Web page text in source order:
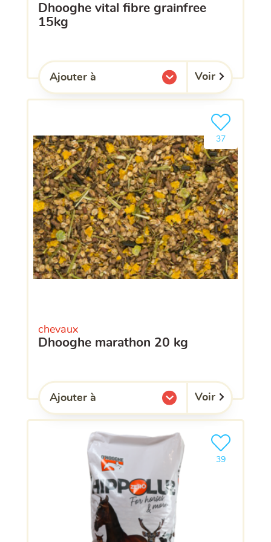
dhooghe vital fibre grainfree
15kg
Ajouter à
l'une de mes listes. Voir
chevaux
dhooghe marathon 20 kg
37
Ajouter le
clients ont
Ajouter à
l'une de mes listes. Voir
39
Ajouter le
clients ont